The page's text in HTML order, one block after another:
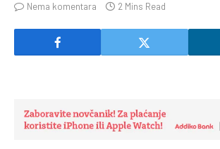
Nema komentara
2 Mins Read